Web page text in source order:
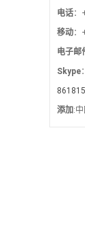
电话：
移动：
电子邮
Skype：
添加 :